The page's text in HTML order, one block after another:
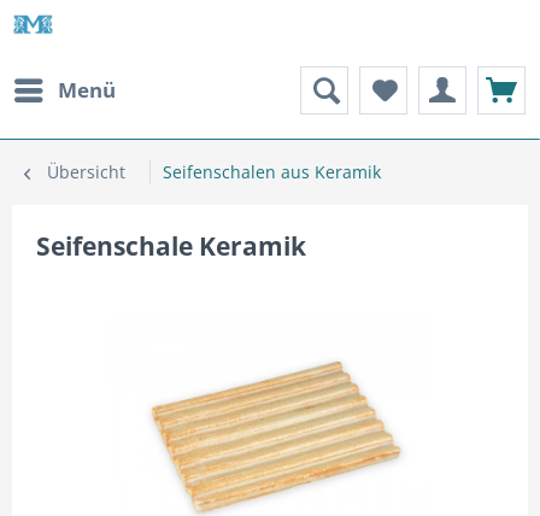
Menü
Übersicht Seifenschalen aus Keramik
Seifenschale Keramik